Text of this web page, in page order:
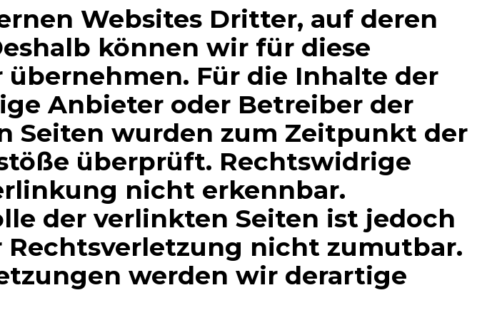
Websites Dritter, auf deren
können wir für diese
Für die Inhalte der
Anbieter oder Betreiber der
Seiten wurden zum Zeitpunkt der
überprüft. Rechtswidrige
nicht erkennbar.
der verlinkten Seiten ist jedoch
nicht zumutbar.
werden wir derartige